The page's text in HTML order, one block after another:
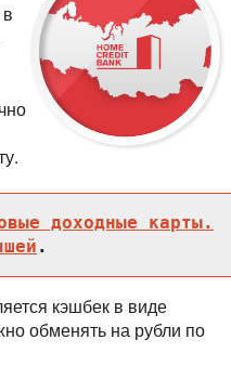
доходные карты.
.
кэшбек в виде
обменять на рубли по